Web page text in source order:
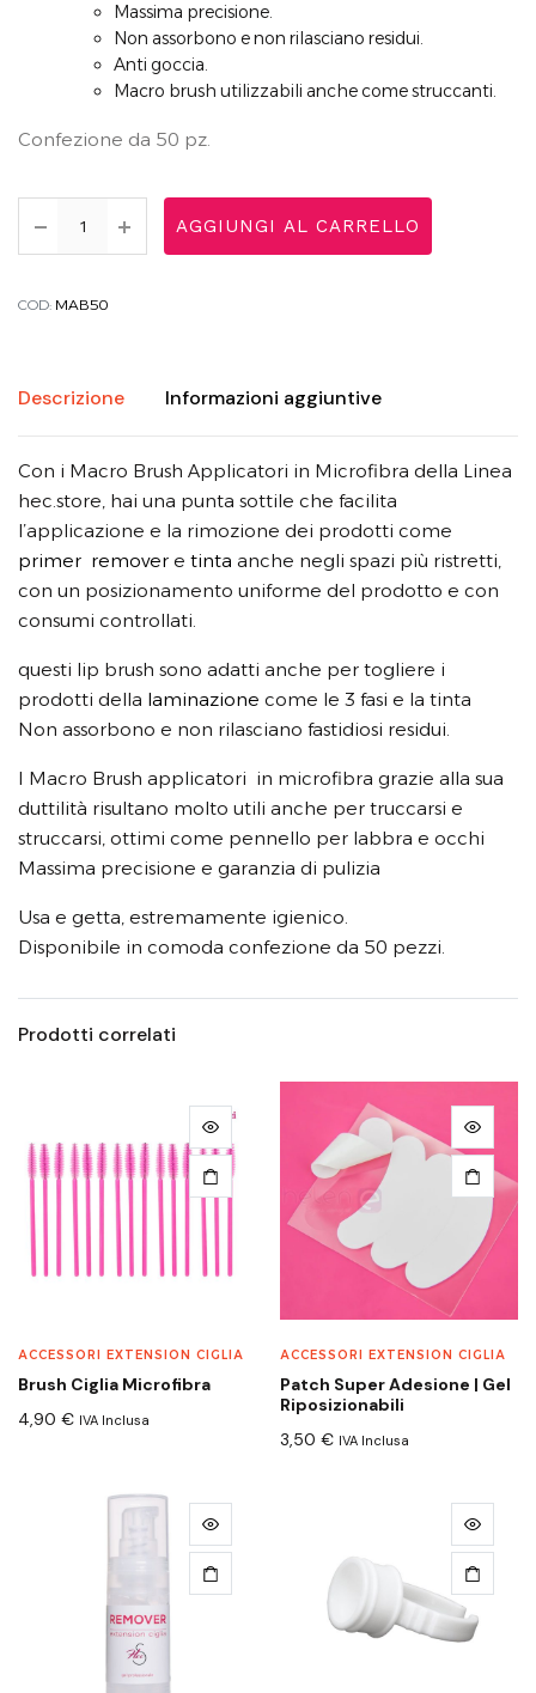
Massima precisione.
Non assorbono e non rilasciano residui.
Anti goccia.
Macro brush utilizzabili anche come struccanti.
Confezione da 50 pz.
AGGIUNGI AL CARRELLO
COD: MAB50
Descrizione Informazioni aggiuntive
Con i Macro Brush Applicatori in Microfibra della Linea
hec.store, hai una punta sottile che facilita
l’applicazione e la rimozione dei prodotti come
primer remover e tinta anche negli spazi più ristretti,
con un posizionamento uniforme del prodotto e con
consumi controllati.
questi lip brush sono adatti anche per togliere i
prodotti della laminazione come le 3 fasi e la tinta
Non assorbono e non rilasciano fastidiosi residui.
I Macro Brush applicatori in microfibra grazie alla sua
duttilità risultano molto utili anche per truccarsi e
struccarsi, ottimi come pennello per labbra e occhi
Massima precisione e garanzia di pulizia
Usa e getta, estremamente igienico.
Disponibile in comoda confezione da 50 pezzi.
Prodotti correlati
ACCESSORI EXTENSION CIGLIA
Brush Ciglia Microfibra
4,90 € IVA Inclusa
ACCESSORI EXTENSION CIGLIA
Patch Super Adesione | Gel
Riposizionabili
3,50 € IVA Inclusa